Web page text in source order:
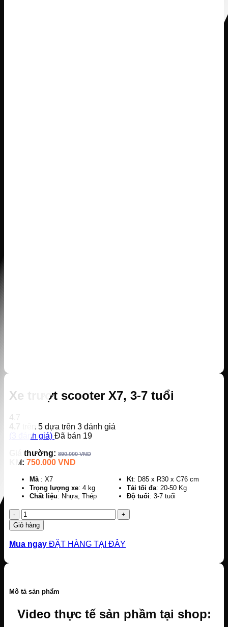
Xe trượt scooter X7, 3-7 tuổi
4.7
4.7
trên 5 dựa trên 3 đánh giá
đánh giá) Đã bán 19
Giá thường: 890.000VND
KM: 750.000 VND
Mã : X7 Kt: D85 x R30 x C76 cm
Trọng lượng xe: 4 kg Tải tối đa: 20-50 Kg
Chất liệu: Nhựa, Thép Độ tuổi: 3-7 tuổi
Số
lượng
Giỏ hàng
Mua ngay ĐẶT HÀNG TẠI ĐÂY
Mô tả sản phẩm
Video thực tế sản phầm tại shop: